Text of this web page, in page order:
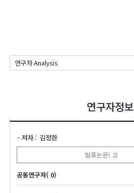
연구자정보
저자
김정한
발표논문( 2)
공동연구자( 0)